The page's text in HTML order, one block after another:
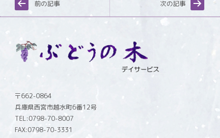
前の記事 次の記事
〒662-0864
兵庫県西宮市越水町6番12号
TEL:0798-70-8007
FAX:0798-70-3331